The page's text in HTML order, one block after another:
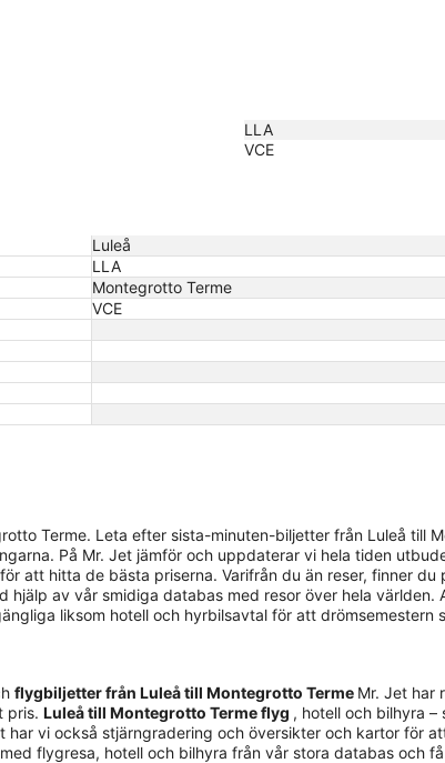
LLA
VCE
Luleå
LLA
Montegrotto Terme
VCE
Terme. Leta efter sista-minuten-biljetter från Luleå till
På Mr. Jet jämför och uppdaterar vi hela tiden
att hitta de bästa priserna. Varifrån du än reser, finner du
av vår smidiga databas med resor över hela världen.
liksom hotell och hyrbilsavtal för att drömsemestern
flygbiljetter från Luleå till Montegrotto Terme Mr. Jet har
pris. Luleå till Montegrotto Terme flyg , hotell och bilhyra –
har vi också stjärngradering och översikter och kartor för
flygresa, hotell och bilhyra från vår stora databas och